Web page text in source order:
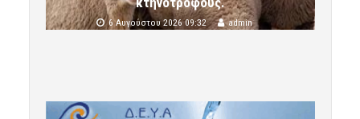
6 Αυγούστου 2026 09:32 admin